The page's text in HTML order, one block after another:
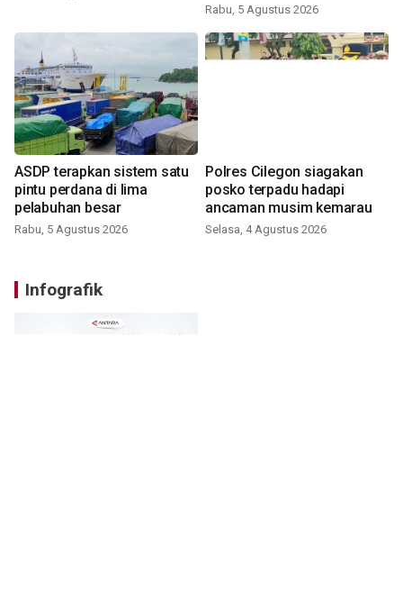
Rabu, 5 Agustus 2026
ASDP terapkan sistem satu
pintu perdana di lima
pelabuhan besar
Rabu, 5 Agustus 2026
Polres Cilegon siagakan
posko terpadu hadapi
ancaman musim kemarau
Selasa, 4 Agustus 2026
Infografik